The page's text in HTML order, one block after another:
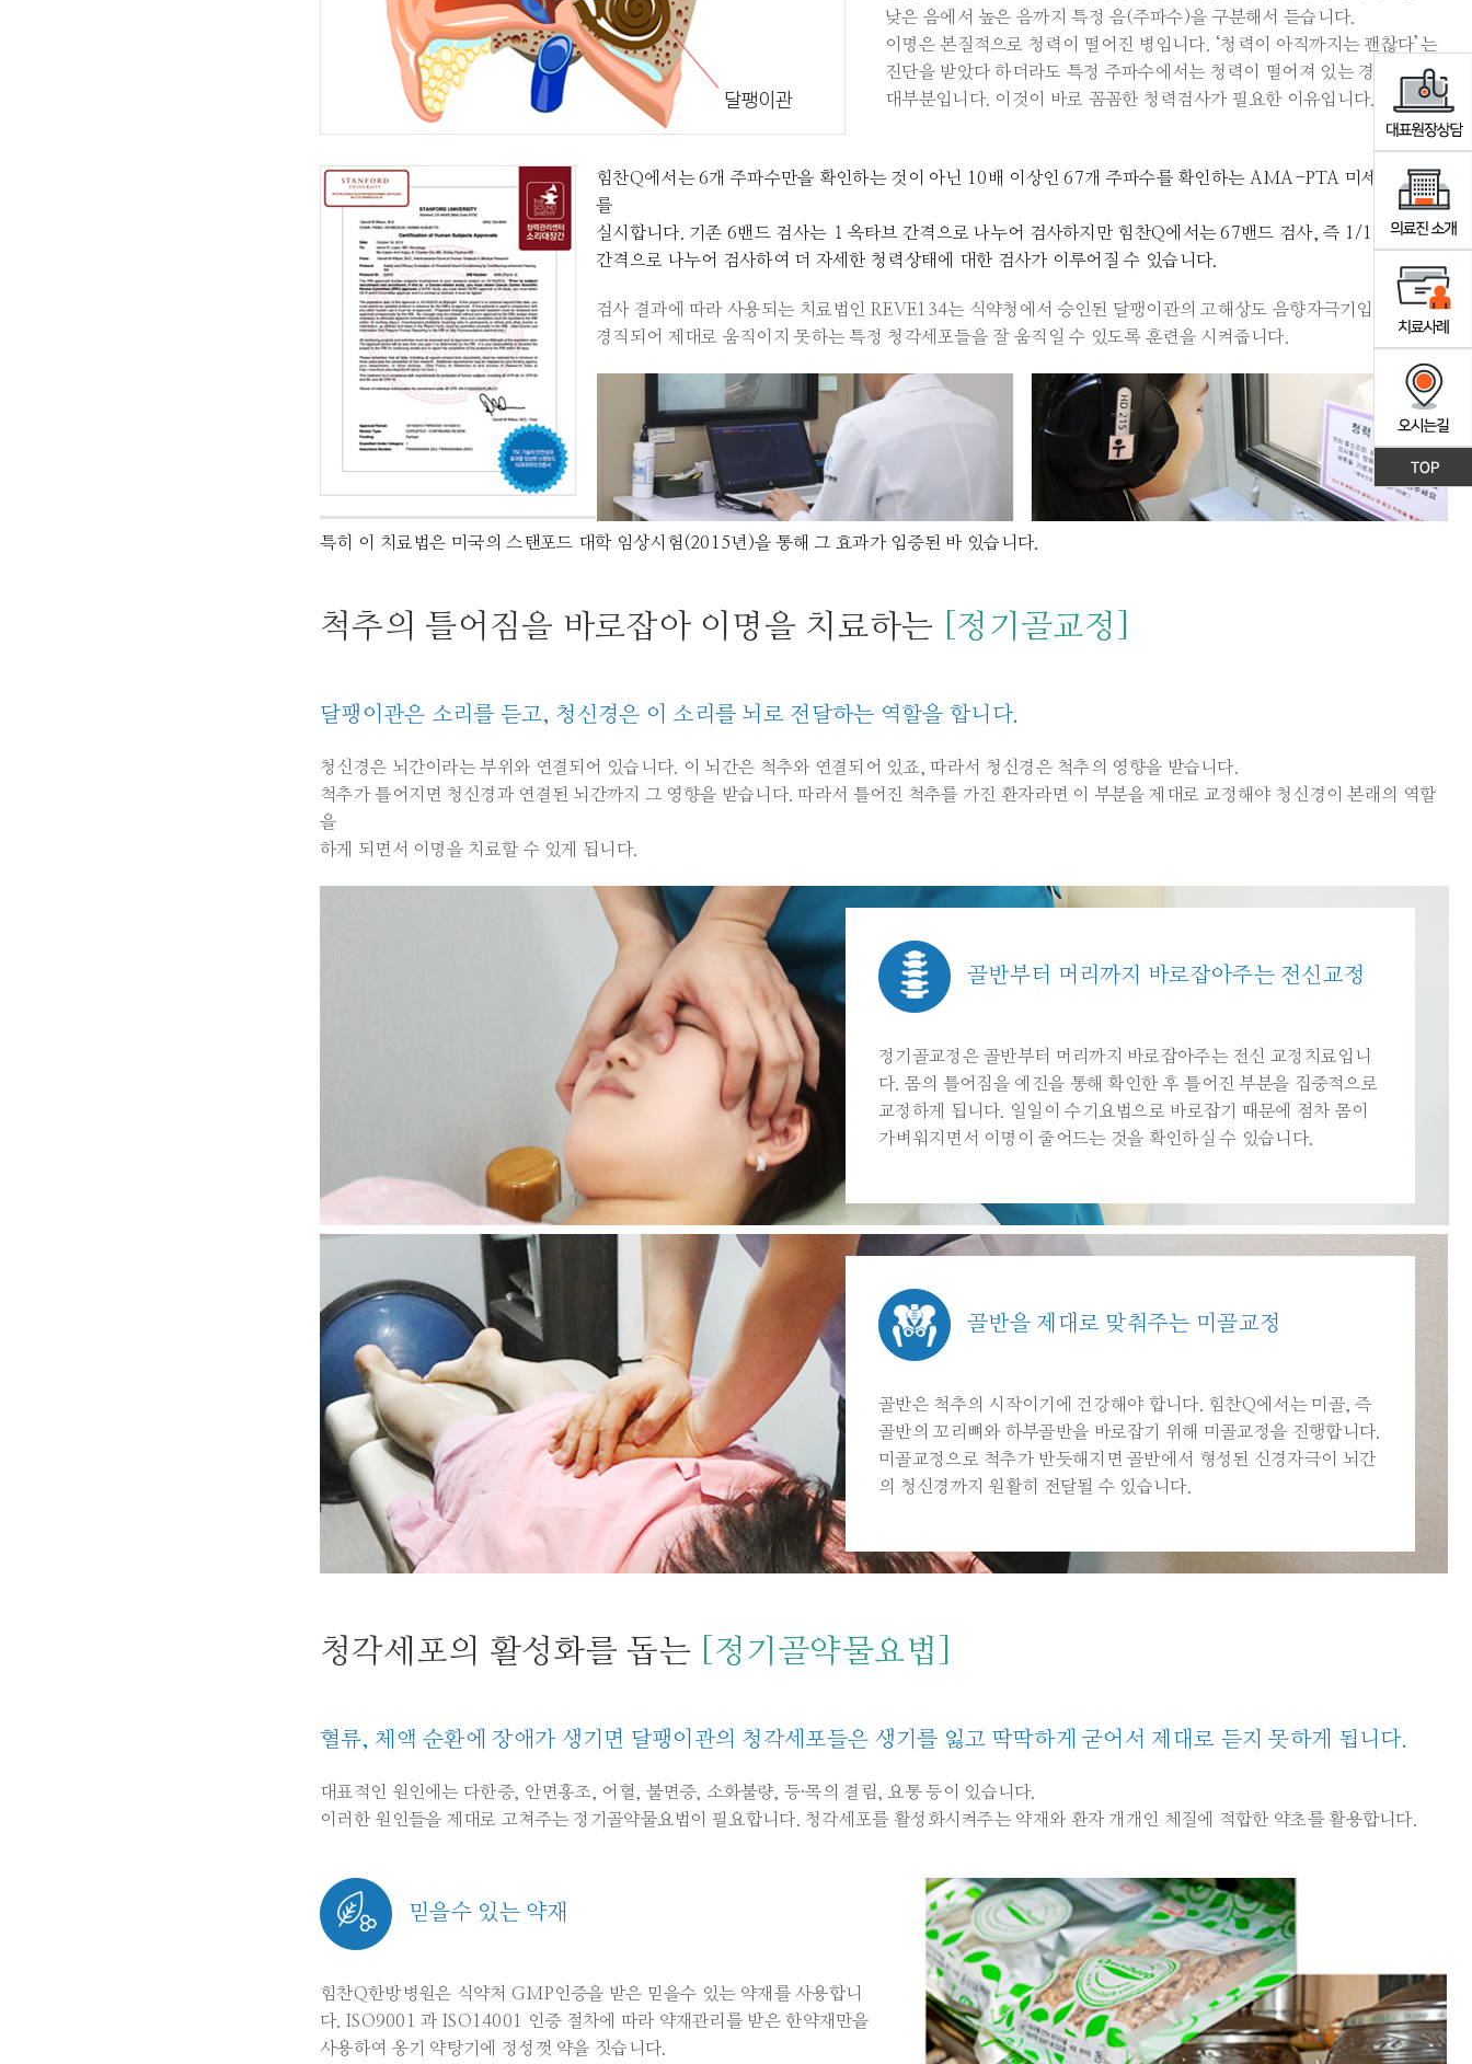
낮은 음에서 높은 음까지 특정 음(주파수)을 구분해서 듣습니다.
이명은 본질적으로 청력이 떨어진 병입니다. ‘청력이 아직까지는 괜찮다’는
진단을 받았다 하더라도 특정 주파수에서는 청력이 떨어져 있는 경우가
대부분입니다. 이것이 바로 꼼꼼한 청력검사가 필요한 이유입니다.
힘찬Q에서는 6개 주파수만을 확인하는 것이 아닌 10배 이상인 67개 주파수를 확인하는 AMA-PTA 미세청력검사
를
실시합니다. 기존 6밴드 검사는 １옥타브 간격으로 나누어 검사하지만 힘찬Q에서는 67밴드 검사, 즉 1/12옥타브
간격으로 나누어 검사하여 더 자세한 청력상태에 대한 검사가 이루어질 수 있습니다.
검사 결과에 따라 사용되는 치료법인 REVE134는 식약청에서 승인된 달팽이관의 고해상도 음향자극기입니다.
경직되어 제대로 움직이지 못하는 특정 청각세포들을 잘 움직일 수 있도록 훈련을 시켜줍니다.
특히 이 치료법은 미국의 스탠포드 대학 임상시험(2015년)을 통해 그 효과가 입증된 바 있습니다.
척추의 틀어짐을 바로잡아 이명을 치료하는 [정기골교정]
달팽이관은 소리를 듣고, 청신경은 이 소리를 뇌로 전달하는 역할을 합니다.
청신경은 뇌간이라는 부위와 연결되어 있습니다. 이 뇌간은 척추와 연결되어 있죠, 따라서 청신경은 척추의 영향을 받습니다.
척추가 틀어지면 청신경과 연결된 뇌간까지 그 영향을 받습니다. 따라서 틀어진 척추를 가진 환자라면 이 부분을 제대로 교정해야 청신경이 본래의 역할
을
하게 되면서 이명을 치료할 수 있게 됩니다.
골반부터 머리까지 바로잡아주는 전신교정
정기골교정은 골반부터 머리까지 바로잡아주는 전신 교정치료입니
다. 몸의 틀어짐을 예진을 통해 확인한 후 틀어진 부분을 집중적으로
교정하게 됩니다. 일일이 수기요법으로 바로잡기 때문에 점차 몸이
가벼워지면서 이명이 줄어드는 것을 확인하실 수 있습니다.
골반을 제대로 맞춰주는 미골교정
골반은 척추의 시작이기에 건강해야 합니다. 힘찬Q에서는 미골, 즉
골반의 꼬리뼈와 하부골반을 바로잡기 위해 미골교정을 진행합니다.
미골교정으로 척추가 반듯해지면 골반에서 형성된 신경자극이 뇌간
의 청신경까지 원활히 전달될 수 있습니다.
청각세포의 활성화를 돕는 [정기골약물요법]
혈류, 체액 순환에 장애가 생기면 달팽이관의 청각세포들은 생기를 잃고 딱딱하게 굳어서 제대로 듣지 못하게 됩니다.
대표적인 원인에는 다한증, 안면홍조, 어혈, 불면증, 소화불량, 등·목의 결림, 요통 등이 있습니다.
이러한 원인들을 제대로 고쳐주는 정기골약물요법이 필요합니다. 청각세포를 활성화시켜주는 약재와 환자 개개인 체질에 적합한 약초를 활용합니다.
믿을수 있는 약재
힘찬Q한방병원은 식약처 GMP인증을 받은 믿을수 있는 약재를 사용합니
다. ISO9001 과 ISO14001 인증 절차에 따라 약재관리를 받은 한약재만을
사용하여 옹기 약탕기에 정성껏 약을 짓습니다.